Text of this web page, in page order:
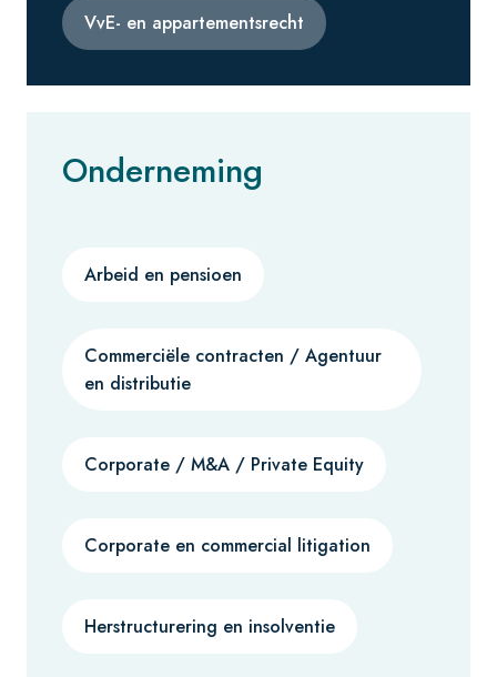
VvE- en appartementsrecht
Onderneming
Arbeid en pensioen
Commerciële contracten / Agentuur
en distributie
Corporate / M&A / Private Equity
Corporate en commercial litigation
Herstructurering en insolventie